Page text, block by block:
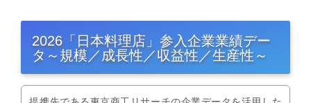
2026「日本料理店」参入企業業績デー
タ～規模／成長性／収益性／生産性～